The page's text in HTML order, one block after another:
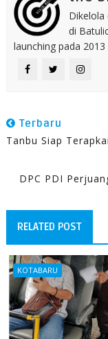
Dikelola
di
launching pada
Terbaru
Tanbu Siap
DPC PDI
RELATED POST
KOTABARU